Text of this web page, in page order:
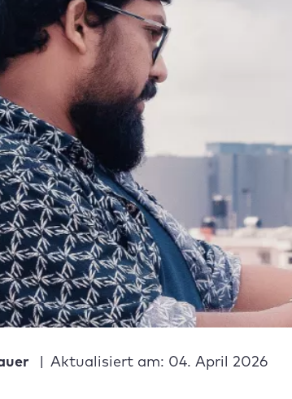
Aktualisiert am: 04. April 2026